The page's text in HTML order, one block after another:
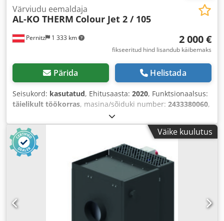
Pernitz 1 333 km
Värviudu eemaldaja
AL-KO THERM Colour Jet 2 / 105
2 000 €
fikseeritud hind lisandub käibemaks
Pärida Helistada
Seisukord: kasutatud, Ehitusaasta: 2020, Funktsionaalsus:
täielikult töökorras, masina/sõiduki number: 2433380060,
, nimivõimsus:
pöörlemiskiirus (maks.):950 p/min, kaitsetüüp (IP-kood):
IP54, Väike kuulutus